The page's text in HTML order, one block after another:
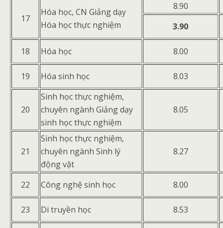
17
Hóa học, CN Giảng dạy
Hóa học thực nghiệm
8.90
3.90
18 Hóa học 8.00
19 Hóa sinh học 8.03
20
Sinh học thực nghiệm,
chuyên ngành Giảng dạy
sinh học thực nghiệm
8.05
21
Sinh học thực nghiệm,
chuyên ngành Sinh lý
động vật
8.27
22 Công nghệ sinh học 8.00
23 Di truyền học 8.53